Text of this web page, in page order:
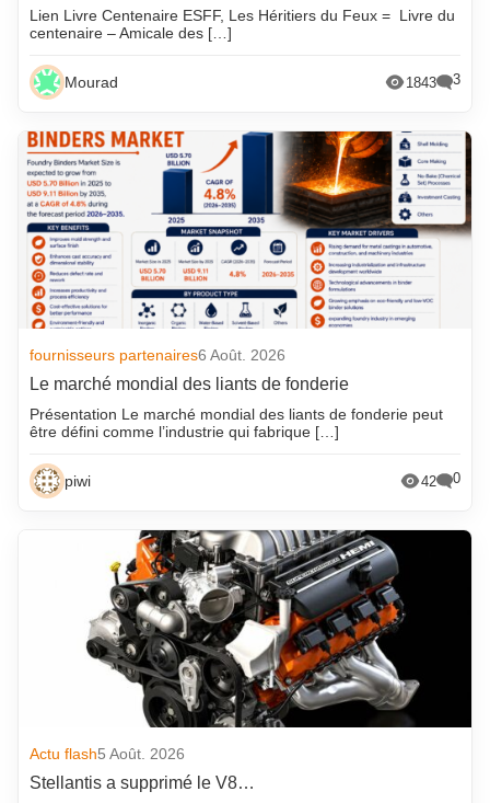
Lien Livre Centenaire ESFF, Les Héritiers du Feux = Livre du
centenaire – Amicale des […]
Mourad 1843 3
fournisseurs partenaires6 Août. 2026
Le marché mondial des liants de fonderie
Présentation Le marché mondial des liants de fonderie peut
être défini comme l’industrie qui fabrique […]
piwi 42 0
Actu flash5 Août. 2026
Stellantis a supprimé le V8…